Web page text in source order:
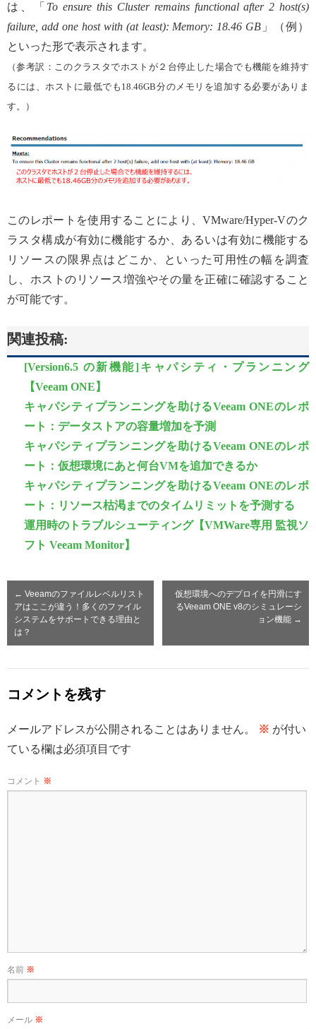
は、「 To ensure this Cluster remains functional after 2 host(s)
failure, add one host with (at least): Memory: 18.46 GB 」（例）
といった形で表示されます。
（参考訳：このクラスタでホストが２台停止した場合でも機能を維持す
るには、ホストに最低でも18.46GB分のメモリを追加する必要がありま
す。）
このレポートを使用することにより、VMware/Hyper-Vのク
ラスタ構成が有効に機能するか、あるいは有効に機能する
リソースの限界点はどこか、といった可用性の幅を調査
し、ホストのリソース増強やその量を正確に確認すること
が可能です。
関連投稿:
[Version6.5 の新機能]キャパシティ・プランニング
【Veeam ONE】
キャパシティプランニングを助けるVeeam ONEのレポ
ート：データストアの容量増加を予測
キャパシティプランニングを助けるVeeam ONEのレポ
ート：仮想環境にあと何台VMを追加できるか
キャパシティプランニングを助けるVeeam ONEのレポ
ート：リソース枯渇までのタイムリミットを予測する
運用時のトラブルシューティング【VMWare専用 監視ソ
フト Veeam Monitor】
← Veeamのファイルレベルリスト
アはここが違う！多くのファイル
システムをサポートできる理由と
は？
仮想環境へのデプロイを円滑にす
るVeeam ONE v8のシミュレーシ
ョン機能 →
コメントを残す
メールアドレスが公開されることはありません。 ※ が付い
ている欄は必須項目です
コメント ※
名前 ※
メール ※